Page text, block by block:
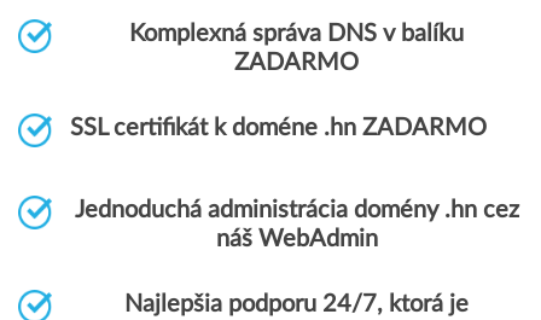
Komplexná správa DNS v balíku
ZADARMO
SSL certifikát k doméne .hn ZADARMO
Jednoduchá administrácia domény .hn cez
náš WebAdmin
Najlepšia podporu 24/7, ktorá je